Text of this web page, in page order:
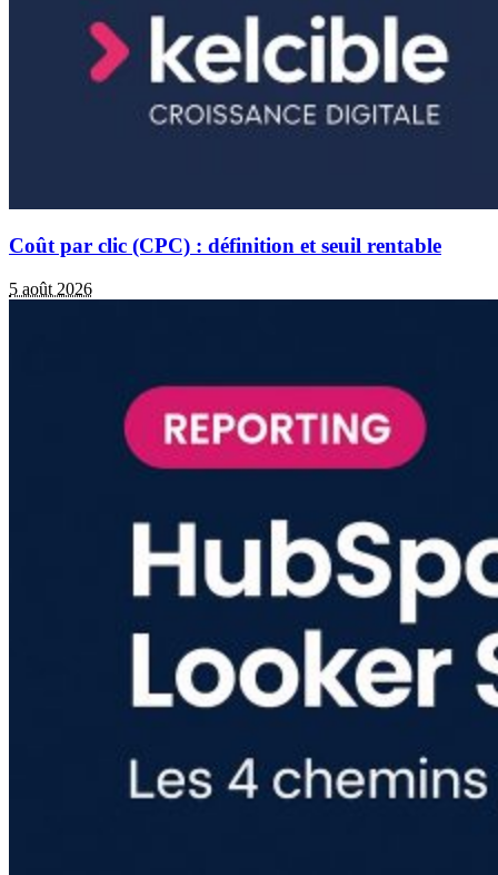
Coût par clic (CPC) : définition et seuil rentable
5 août 2026